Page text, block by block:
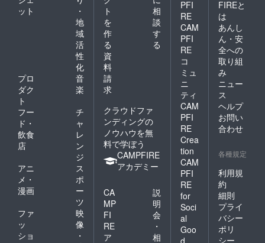
ット
・
地
域
活
性
化
プロ
ダク
ト
音
楽
フー
ド・
飲食
店
チ
ャ
レ
ン
ジ
アニ
メ・
漫画
ス
ポ
ー
ツ
ファ
ッ
ショ
映
像
・
ト
を
作
る
相
談
す
る
資
料
請
求
クラウドファ
ンディングの
ノウハウを無
料で学ぼう
CAMPFIRE
アカデミー
CA
MP
FI
RE
ア
説
明
会
・
相
PFI
RE
CAM
PFI
RE
コ
ミュ
ニ
ティ
CAM
PFI
RE
Crea
tion
CAM
PFI
RE
for
Soci
al
Goo
d
FIREと
は
あんし
ん・安
全への
取り組
み
ニュー
ス
ヘルプ
お問い
合わせ
各種規定
利用規
約
細則
プライ
バシー
ポリ
シー